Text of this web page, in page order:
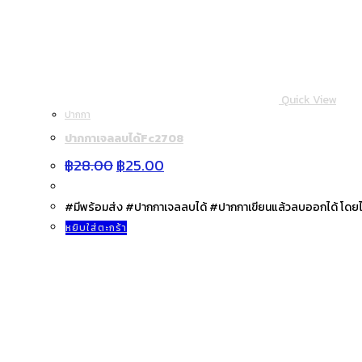
Quick View
ปากกา
ปากกาเจลลบได้Fc2708
฿28.00Original
price
฿28.00.
฿25.00
price
฿25.00.
#มีพร้อมส่ง #ปากกาเจลลบได้ #ปากกาเขียนแล้วลบออกได้ โดย
หยิบใส่ตะกร้า